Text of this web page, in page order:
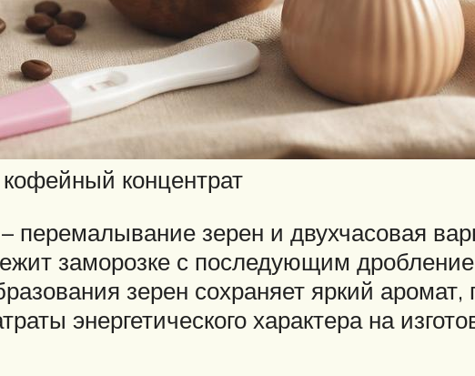
концентрат
зерен и двухчасовая
заморозке с последующим
зерен сохраняет яркий аромат,
энергетического характера на